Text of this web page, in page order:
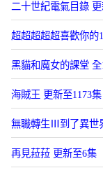
二十世紀電氣目錄
超超超超超喜歡你的
黑貓和魔女的課堂 全
海賊王 更新至1173集
無職轉生Ⅲ到了異世
再見菈菈 更新至6集